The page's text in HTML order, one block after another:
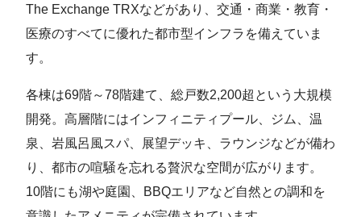
The Exchange TRXなどがあり、交通・商業・教育・
医療のすべてに優れた都市型インフラを備えていま
す。
各棟は69階～78階建て、総戸数2,200超という大規模
開発。高層階にはインフィニティプール、ジム、温
泉、岩風呂風スパ、展望デッキ、ラウンジなどが備わ
り、都市の喧騒を忘れる贅沢な空間が広がります。
10階にも湖や庭園、BBQエリアなど自然との調和を